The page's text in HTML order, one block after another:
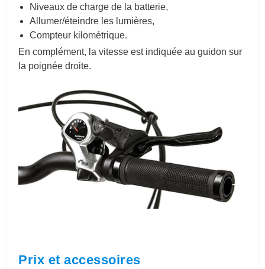
Niveaux de charge de la batterie,
Allumer/éteindre les lumières,
Compteur kilométrique.
En complément, la vitesse est indiquée au guidon sur
la poignée droite.
Prix et accessoires